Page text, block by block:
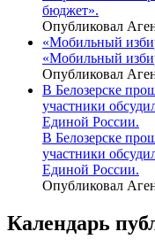
бюджет».
Опубликовал
«Мобильный
«Мобильный
Опубликовал
В Белозерске
участники
Единой России.
В Белозерске
участники
Единой России.
Опубликовал
Календарь